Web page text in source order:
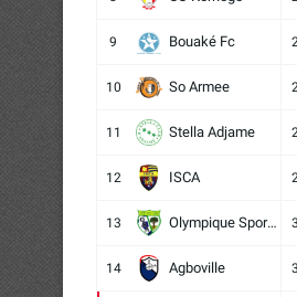
9 Bouaké Fc
10 So Armee
11 Stella Adjame
12 ISCA
13 Olympique Sport d'Abobo FC
14 Agboville